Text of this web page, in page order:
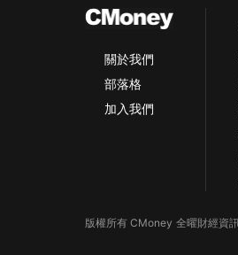
意，投資
關於我們
部落格
加入我們
版權所有 CMoney 全曜財經